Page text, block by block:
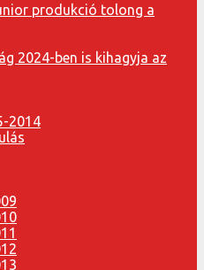
produkció tolong a
2024-ben is kihagyja az
2014